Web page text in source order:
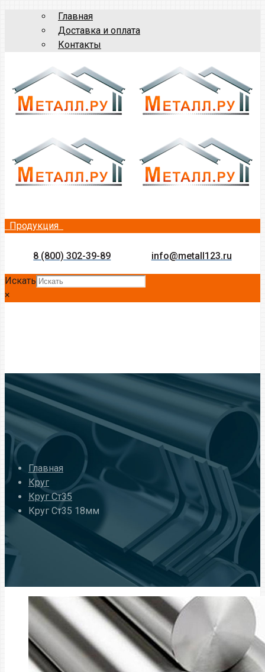
Главная
Доставка и оплата
Контакты
Продукция
8 (800) 302-39-89 info@metall123.ru
Искать
×
Главная
Круг
Круг Ст35
Круг Ст35 18мм